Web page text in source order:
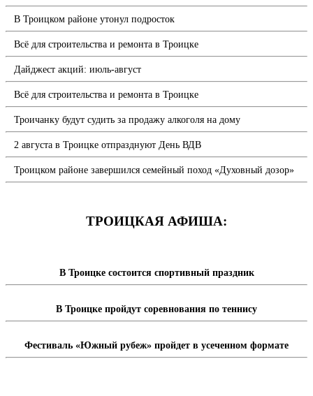
В Троицком районе утонул подросток
Всё для строительства и ремонта в Троицке
Дайджест акций: июль-август
Всё для строительства и ремонта в Троицке
Троичанку будут судить за продажу алкоголя на дому
2 августа в Троицке отпразднуют День ВДВ
Троицком районе завершился семейный поход «Духовный дозор»
ТРОИЦКАЯ АФИША:
В Троицке состоится спортивный праздник
В Троицке пройдут соревнования по теннису
Фестиваль «Южный рубеж» пройдет в усеченном формате